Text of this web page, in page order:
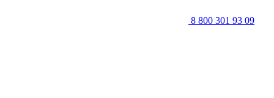
8 800 301 93 09